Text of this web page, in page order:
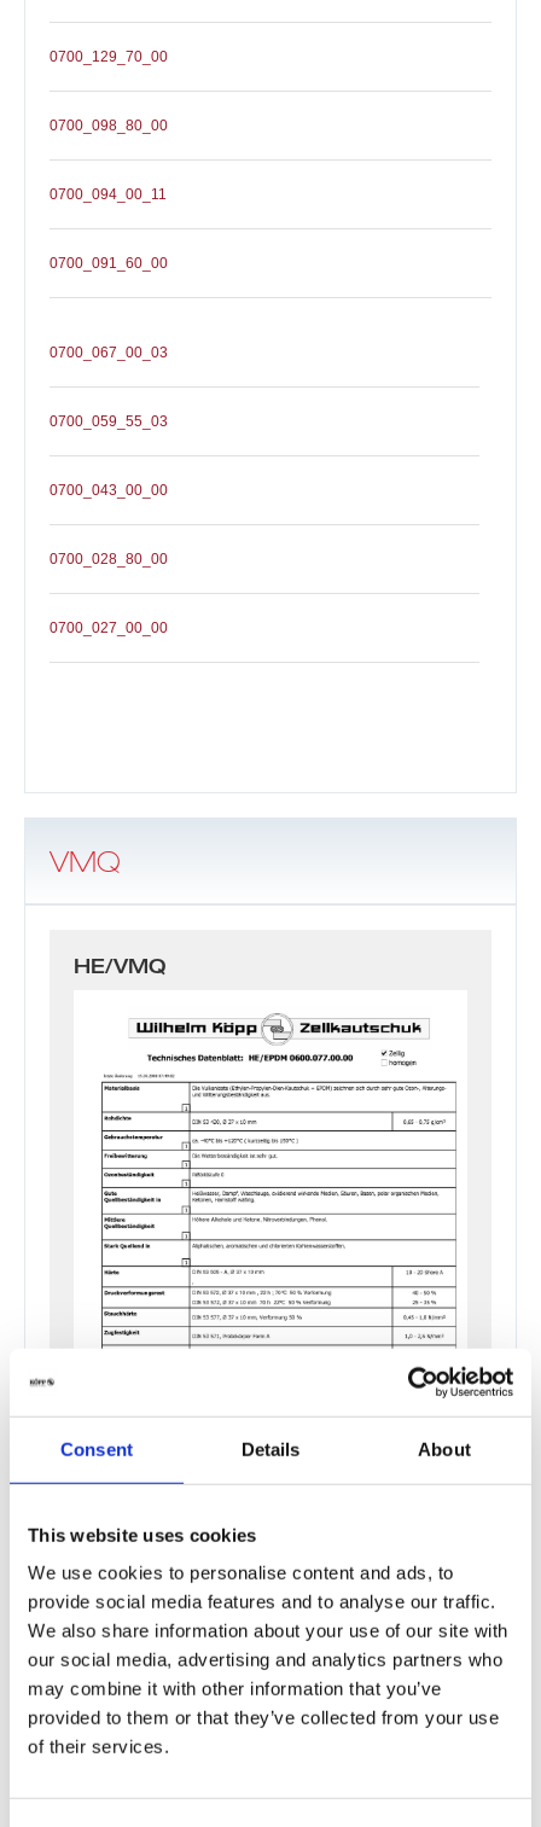
Consent Details About
This website uses cookies
We use cookies to personalise content and ads, to
provide social media features and to analyse our traffic.
We also share information about your use of our site with
our social media, advertising and analytics partners who
may combine it with other information that you’ve
provided to them or that they’ve collected from your use
of their services.
0700_129_70_00
0700_098_80_00
0700_094_00_11
0700_091_60_00
0700_067_00_03
0700_059_55_03
0700_043_00_00
0700_028_80_00
0700_027_00_00
VMQ
HE/VMQ
0400_189_00_02_35_ShA
0400_189_00_02_30_ShA